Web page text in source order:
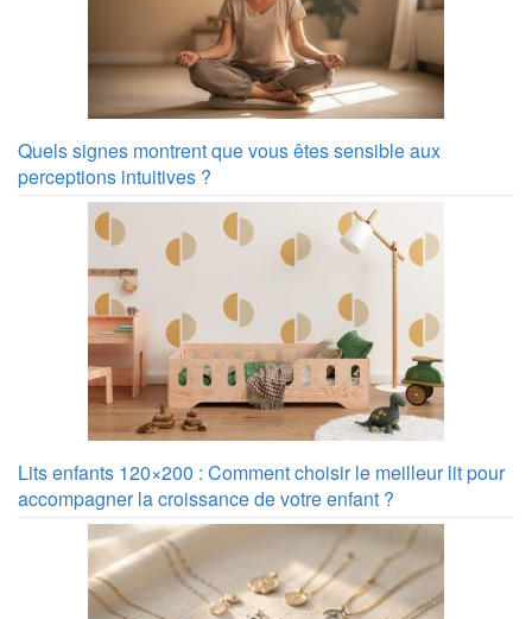
Quels signes montrent que vous êtes sensible aux
perceptions intuitives ?
Lits enfants 120×200 : Comment choisir le meilleur lit pour
accompagner la croissance de votre enfant ?